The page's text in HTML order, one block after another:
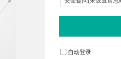
自动登录